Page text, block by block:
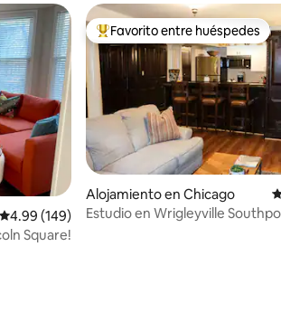
Calificación promedio: 4.99 de 5, 149 reseñas
4.99 (149)
Square!
Favorito entre huéspedes
Favorito entre huéspedes
Alojamiento en Chicago
Estudio en Wrigleyville